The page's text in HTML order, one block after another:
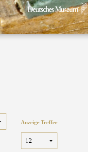
Anzeige Treffer